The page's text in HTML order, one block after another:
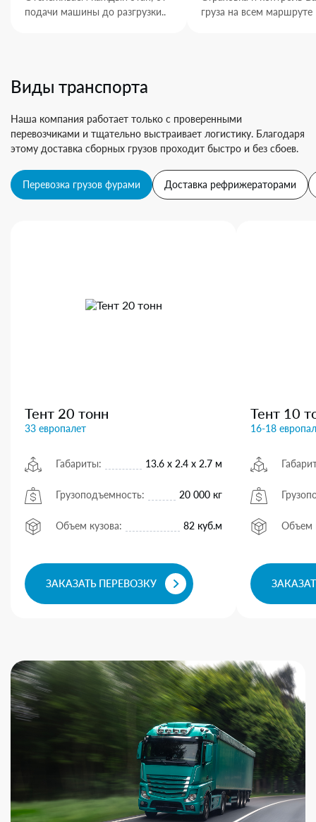
подачи машины до разгрузки..
груза на всем маршруте
Виды транспорта
Наша компания работает только с проверенными
перевозчиками и тщательно выстраивает логистику. Благодаря
этому доставка сборных грузов проходит быстро и без сбоев.
Перевозка грузов фурами Доставка рефрижераторами
Тент 20 тонн
33 европалет
Габариты: 13.6 х 2.4 х 2.7 м
Грузоподъемность: 20 000 кг
Объем кузова: 82 куб.м
ЗАКАЗАТЬ ПЕРЕВОЗКУ
Тент 10
16-18
Объем